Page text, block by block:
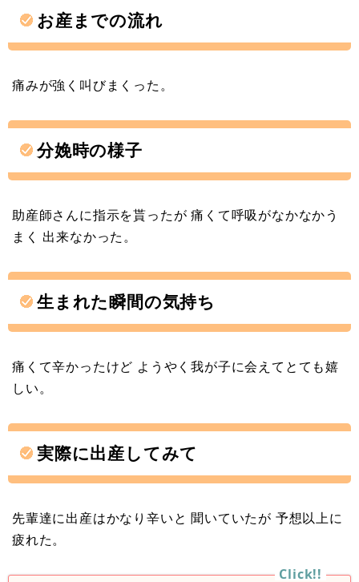
お産までの流れ
痛みが強く叫びまくった。
分娩時の様子
助産師さんに指示を貰ったが 痛くて呼吸がなかなかう
まく 出来なかった。
生まれた瞬間の気持ち
痛くて辛かったけど ようやく我が子に会えてとても嬉
しい。
実際に出産してみて
先輩達に出産はかなり辛いと 聞いていたが 予想以上に
疲れた。